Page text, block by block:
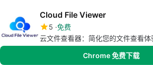
Cloud File Viewer
5 免费
云文件查看器：简化您的文件查看体
Chrome 免费下载